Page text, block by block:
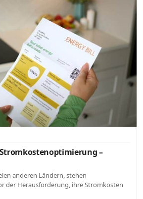
–
anderen Ländern, stehen
der Herausforderung, ihre Stromkosten